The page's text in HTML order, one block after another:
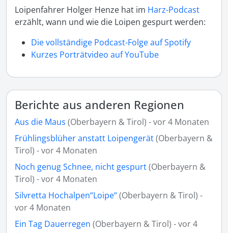
Loipenfahrer Holger Henze hat im Harz-Podcast
erzählt, wann und wie die Loipen gespurt werden:
Die vollständige Podcast-Folge auf Spotify
Kurzes Porträtvideo auf YouTube
Berichte aus anderen Regionen
Aus die Maus (Oberbayern & Tirol) - vor 4 Monaten
Frühlingsblüher anstatt Loipengerät(Oberbayern &
Tirol) - vor 4 Monaten
Noch genug Schnee, nicht gespurt(Oberbayern &
Tirol) - vor 4 Monaten
Silvretta Hochalpen“Loipe“(Oberbayern & Tirol) -
vor 4 Monaten
Ein Tag Dauerregen (Oberbayern & Tirol) - vor 4